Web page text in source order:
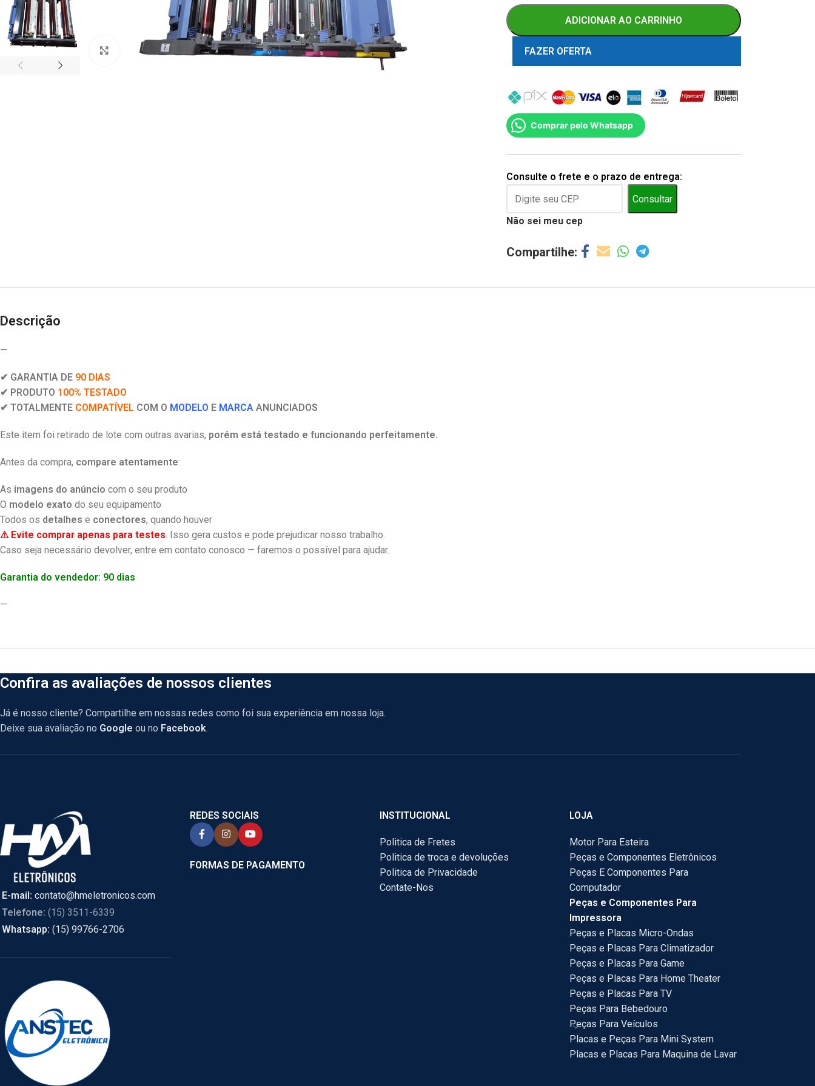
Abrir imagem
ADICIONAR AO CARRINHO
FAZER OFERTA
Comprar pelo Whatsapp
Consulte o frete e o prazo de entrega:
Consultar
Não sei meu cep
Descrição
—
✔ GARANTIA DE 90 DIAS
✔ PRODUTO 100% TESTADO
✔ TOTALMENTE COMPATÍVEL COM O MODELO E MARCA ANUNCIADOS
Este item foi retirado de lote com outras avarias, porém está testado e funcionando perfeitamente.
Antes da compra, compare atentamente:
As imagens do anúncio com o seu produto
O modelo exato do seu equipamento
Todos os detalhes e conectores, quando houver
⚠ Evite comprar apenas para testes. Isso gera custos e pode prejudicar nosso trabalho.
Caso seja necessário devolver, entre em contato conosco — faremos o possível para ajudar.
Garantia do vendedor: 90 dias
—
Confira as avaliações de nossos clientes
Já é nosso cliente? Compartilhe em nossas redes como foi sua experiência em nossa loja.
Deixe sua avaliação no Google ou no Facebook.
E-mail: contato@hmeletronicos.com
Telefone: (15) 3511-6339
Whatsapp: (15) 99766-2706
REDES SOCIAIS
FORMAS DE PAGAMENTO
INSTITUCIONAL
Politica de Fretes
Politica de troca e devoluções
Politica de Privacidade
Contate-Nos
LOJA
Motor Para Esteira
Peças e Componentes Eletrônicos
Peças E Componentes Para
Computador
Peças e Componentes Para
Impressora
Peças e Placas Micro-Ondas
Peças e Placas Para Climatizador
Peças e Placas Para Game
Peças e Placas Para Home Theater
Peças e Placas Para TV
Peças Para Bebedouro
Peças Para Veículos
Placas e Peças Para Mini System
Placas e Placas Para Maquina de Lavar